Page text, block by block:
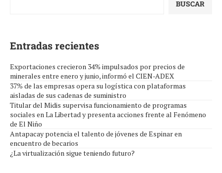
BUSCAR
Entradas recientes
Exportaciones crecieron 34% impulsados por precios de
minerales entre enero y junio, informó el CIEN-ADEX
37% de las empresas opera su logística con plataformas
aisladas de sus cadenas de suministro
Titular del Midis supervisa funcionamiento de programas
sociales en La Libertad y presenta acciones frente al Fenómeno
de El Niño
Antapacay potencia el talento de jóvenes de Espinar en
encuentro de becarios
¿La virtualización sigue teniendo futuro?